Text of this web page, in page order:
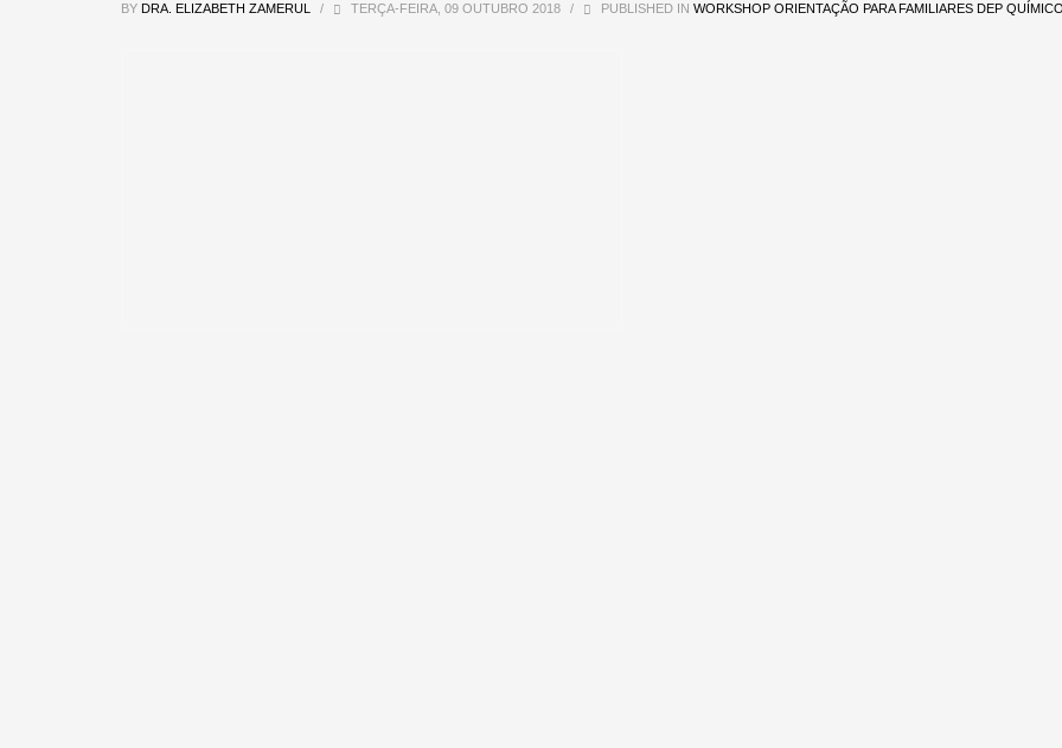
BY DRA. ELIZABETH ZAMERUL / TERÇA-FEIRA, 09 OUTUBRO 2018 / PUBLISHED IN WORKSHOP ORIENTAÇÃO PARA FAMILIARES DEP